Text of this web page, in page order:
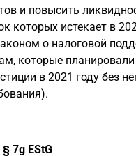
и повысить
которых истекает в
о налоговой
которые планировали
в 2021 году без
7g EStG